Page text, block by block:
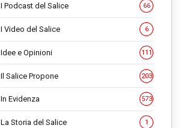
I Podcast del Salice 66
I Video del Salice 6
Idee e Opinioni 111
Il Salice Propone 203
In Evidenza 573
La Storia del Salice 1